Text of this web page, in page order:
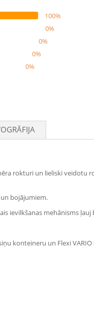
100%
0%
0%
0%
0%
rokturi un lieliski
bojājumiem.
ievilkšanas mehānisms
konteineru un Flexi